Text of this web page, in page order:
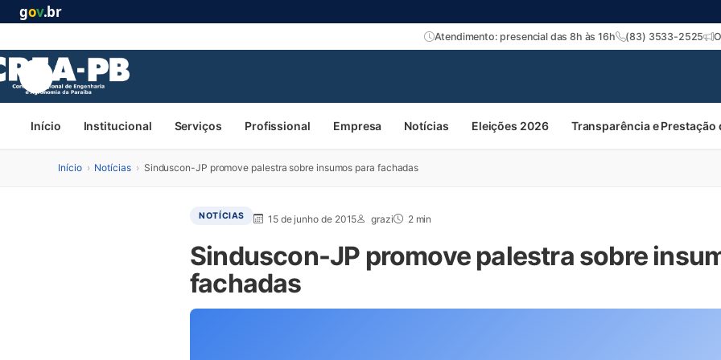
gov.br
Atendimento: presencial das 8h às 16h (83) 3533-2525
Início Institucional Serviços Profissional Empresa Notícias Eleições 2026 Transparência e Prestação
Início › Notícias › Sinduscon-JP promove palestra sobre insumos para fachadas
NOTÍCIAS 15 de junho de 2015 grazi 2 min
Sinduscon-JP promove palestra sobre
fachadas